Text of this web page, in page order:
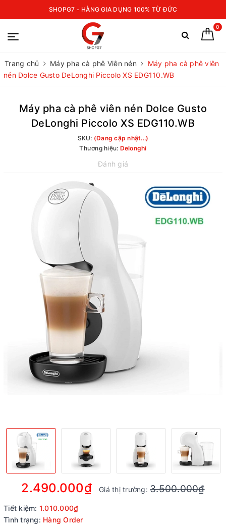
SHOPG7 - HÀNG GIA DỤNG 100% TỪ ĐỨC
0
Trang chủ Máy pha cà phê Viên nén
Máy pha cà phê viên
nén Dolce Gusto DeLonghi Piccolo XS EDG110.WB
Máy pha cà phê viên nén Dolce Gusto
DeLonghi Piccolo XS EDG110.WB
SKU: (Đang cập nhật...)
Thương hiệu: Delonghi
Đánh giá
2.490.000₫ Giá thị trường:3.500.000₫
Tiết kiệm: 1.010.000₫
Tình trạng: Hàng Order